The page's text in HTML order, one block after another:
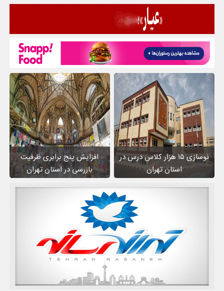
نوسازی ۱۵ هزار کلاس درس در
استان تهران
افزایش پنج برابری ظرفیت
بازرسی در استان تهران